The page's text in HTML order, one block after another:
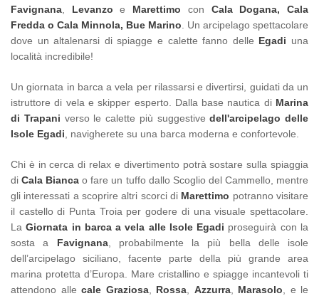
Favignana
Levanzo e Marettimo con Cala Dogana, Cala
Fredda o Cala Minnola, Bue Marino . Un arcipelago spettacolare
dove un altalenarsi di spiagge e calette fanno delle Egadi una
località incredibile!
Un giornata in barca a vela per rilassarsi e divertirsi, guidati da un
istruttore di vela e skipper esperto. Dalla base nautica di Marina
di Trapani verso le calette più suggestivedell'arcipelago delle
Isole Egadi , navigherete su una barca moderna e confortevole.
Chi è in cerca di relax e divertimento potrà sostare sulla spiaggia
diCala Bianca o fare un tuffo dallo Scoglio del Cammello, mentre
gli interessati a scoprire altri scorci di Marettimo potranno visitare
il castello di Punta Troia per godere di una visuale spettacolare.
LaGiornata in barca a vela alle Isole Egadi proseguirà con la
sosta a Favignana, probabilmente la più bella delle isole
dell’arcipelago siciliano, facente parte della più grande area
marina protetta d’Europa. Mare cristallino e spiagge incantevoli ti
attendono alle cale Graziosa, Rossa Azzurra, Marasolo , e le